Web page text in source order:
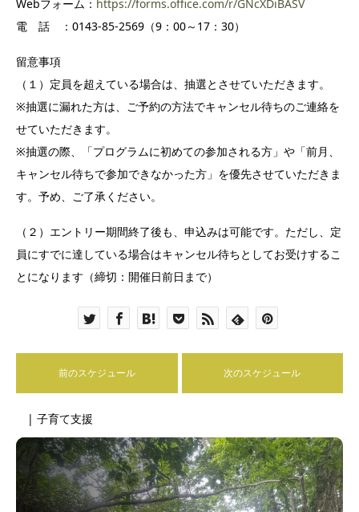
Webフォーム： https://forms.office.com/r/GNcXDiBASV
電 話 ：0143-85-2569（9：00～17：30）
留意事項
（１）定員を超えている場合は、抽選とさせていただきます。
※抽選に漏れた方は、ご予約の方法でキャンセル待ちのご連絡を
せていただきます。
※抽選の際、「プログラムに初めての参加される方」や「前月、
キャンセル待ちで参加できなかった方」を優先させていただきま
す。予め、ご了承ください。
（２）エントリー期間終了後も、申込みは可能です。ただし、定
員にすでに達している場合はキャンセル待ちとしてお受けするこ
とになります（締切：開催日前日まで）
前のスケジュール 次のスケジュール
| 子育て支援